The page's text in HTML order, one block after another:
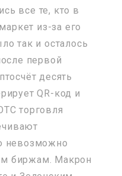
все те, кто в
из-за его
так и осталось
первой
десять
QR-код и
торговля
невозможно
биржам. Макрон